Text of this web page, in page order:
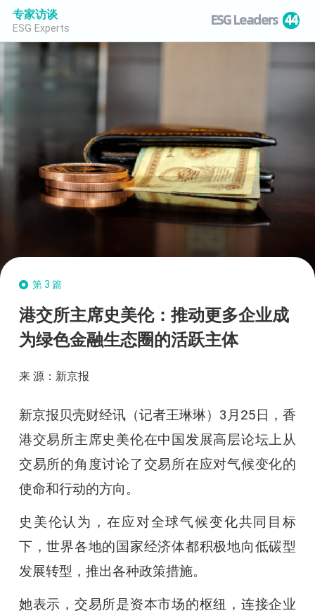
专家访谈
ESG Experts ESG Leaders 44
第3篇
港交所主席史美伦：推动更多企业成
为绿色金融生态圈的活跃主体
来 源：新京报
新京报贝壳财经讯（记者王琳琳）3月25日，香
港交易所主席史美伦在中国发展高层论坛上从
交易所的角度讨论了交易所在应对气候变化的
使命和行动的方向。
史美伦认为，在应对全球气候变化共同目标
下，世界各地的国家经济体都积极地向低碳型
发展转型，推出各种政策措施。
她表示，交易所是资本市场的枢纽，连接企业